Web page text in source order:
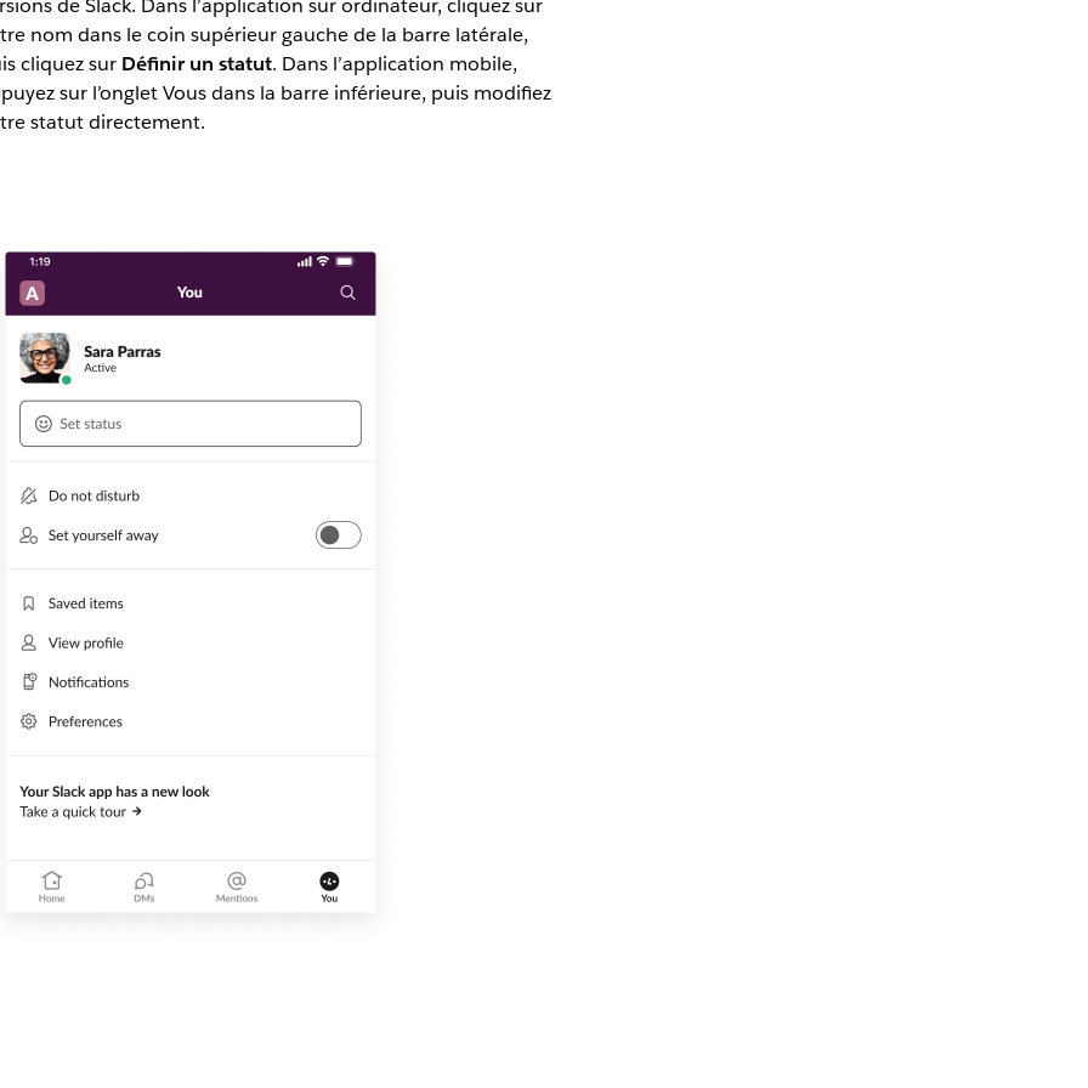
de Slack. Dans l’application sur ordinateur, cliquez sur
nom dans le coin supérieur gauche de la barre latérale,
cliquez sur Définir un statut. Dans l’application mobile,
sur l’onglet Vous dans la barre inférieure, puis modifiez
statut directement.